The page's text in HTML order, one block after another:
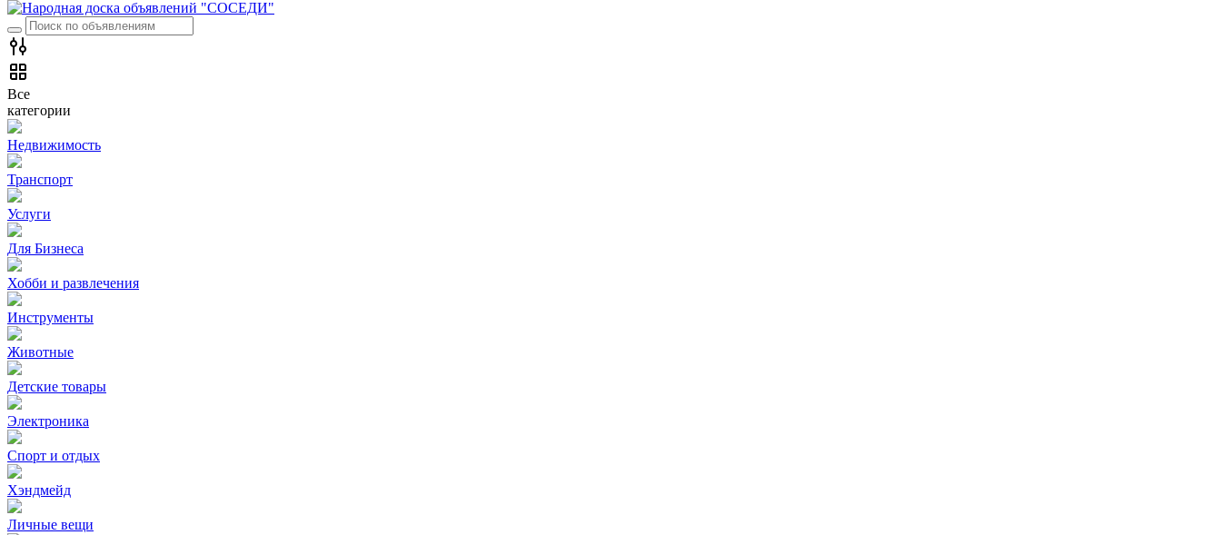
Все
категории
Недвижимость
Транспорт
Услуги
Для Бизнеса
Хобби и развлечения
Инструменты
Животные
Детские товары
Электроника
Спорт и отдых
Хэндмейд
Личные вещи